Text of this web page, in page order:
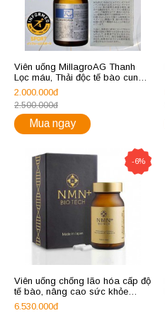
Viên uống MillagroAG Thanh
Lọc máu, Thải độc tế bào cung
cấp oxy, trẻ hóa da 90 viên
2.000.000đ
2.500.000đ
Mua ngay
-6%
Viên uống chống lão hóa cấp độ
tế bào, nâng cao sức khỏe
N.MN+ BIOTECH
6.530.000đ